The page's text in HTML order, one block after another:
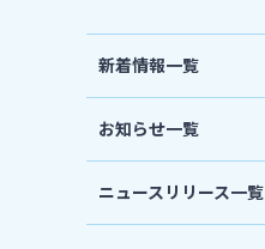
新着情報一覧
お知らせ一覧
ニュースリリース一覧